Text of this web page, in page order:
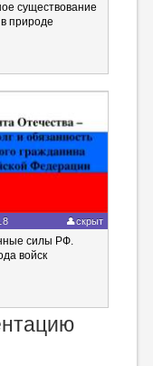
существование
природе
скрыт
cилы РФ.
войск